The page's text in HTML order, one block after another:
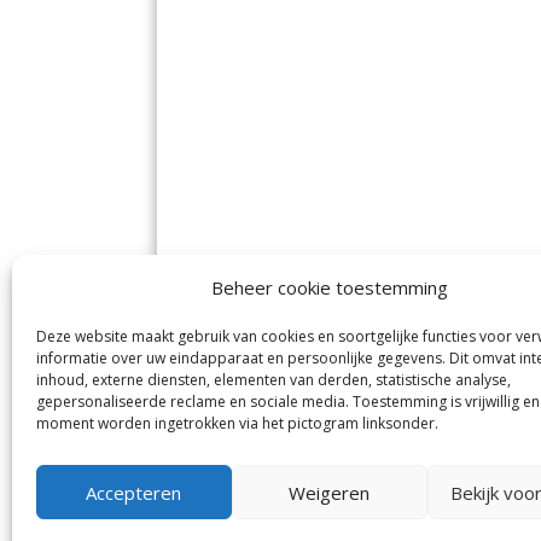
Beheer cookie toestemming
Deze website maakt gebruik van cookies en soortgelijke functies voor
informatie over uw eindapparaat en persoonlijke gegevens. Dit omvat
inhoud, externe diensten, elementen van derden, statistische analyse,
gepersonaliseerde reclame en sociale media. Toestemming is vrijwillig
moment worden ingetrokken via het pictogram linksonder.
Accepteren Weigeren Bekijk
De Nieuwe Meerbode
Visserstraat 10
1431 GJ Aalsmeer
0297-341900
info@meerbode.nl
en
De